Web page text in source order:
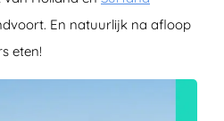
En natuurlijk na afloop
eten!